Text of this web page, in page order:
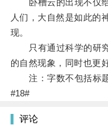
卧槽云的出现不仅给
人们，大自然是如此的
现。
只有通过科学的研究
的自然现象，同时也更
注：字数不包括标题
#18#
评论